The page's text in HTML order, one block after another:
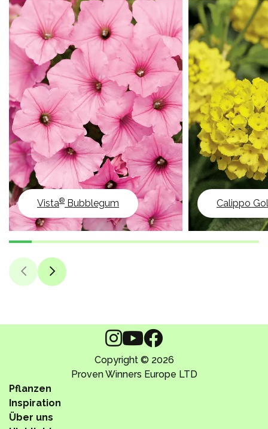
Vista® Bubblegum Calippo
Copyright © 2026
Proven Winners Europe LTD
Pflanzen
Inspiration
Über uns